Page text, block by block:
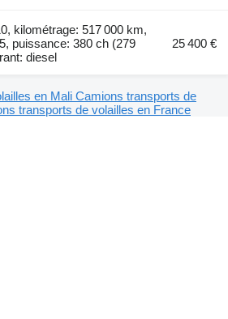
kilométrage: 517 000 km,
puissance: 380 ch (279
diesel
25 400 €
en Mali Camions transports de
transports de volailles en France